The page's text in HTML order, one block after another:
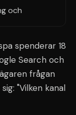
spenderar 18
Search och
frågan
"Vilken kanal